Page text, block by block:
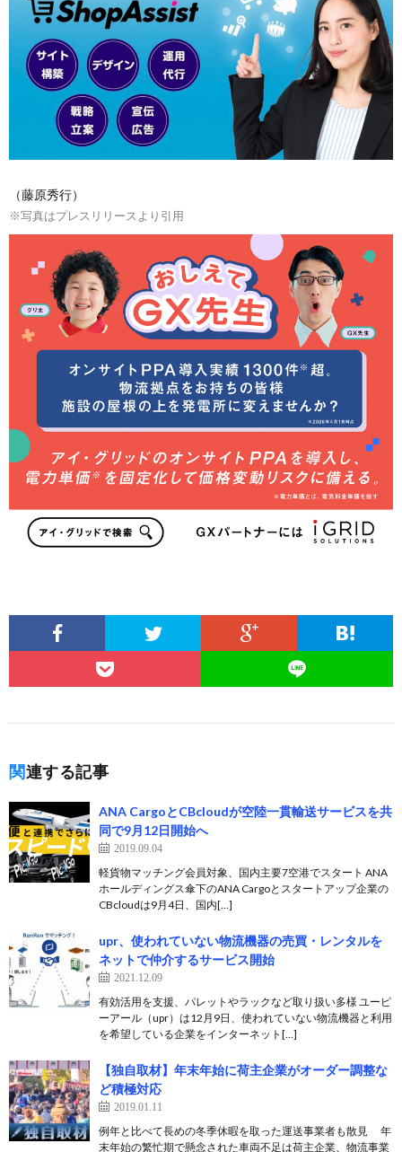
（藤原秀行）
※写真はプレスリリースより引用
関連する記事
ANA CargoとCBcloudが空陸一貫輸送サービスを共
同で9月12日開始へ
2019.09.04
軽貨物マッチング会員対象、国内主要7空港でスタート ANA
ホールディングス傘下のANA Cargoとスタートアップ企業の
CBcloudは9月4日、国内[…]
upr、使われていない物流機器の売買・レンタルを
ネットで仲介するサービス開始
2021.12.09
有効活用を支援、パレットやラックなど取り扱い多様 ユーピ
ーアール（upr）は12月9日、使われていない物流機器と利用
を希望している企業をインターネット[…]
【独自取材】年末年始に荷主企業がオーダー調整な
ど積極対応
2019.01.11
例年と比べて長めの冬季休暇を取った運送事業者も散見 年
末年始の繁忙期で懸念された車両不足は荷主企業、物流事業